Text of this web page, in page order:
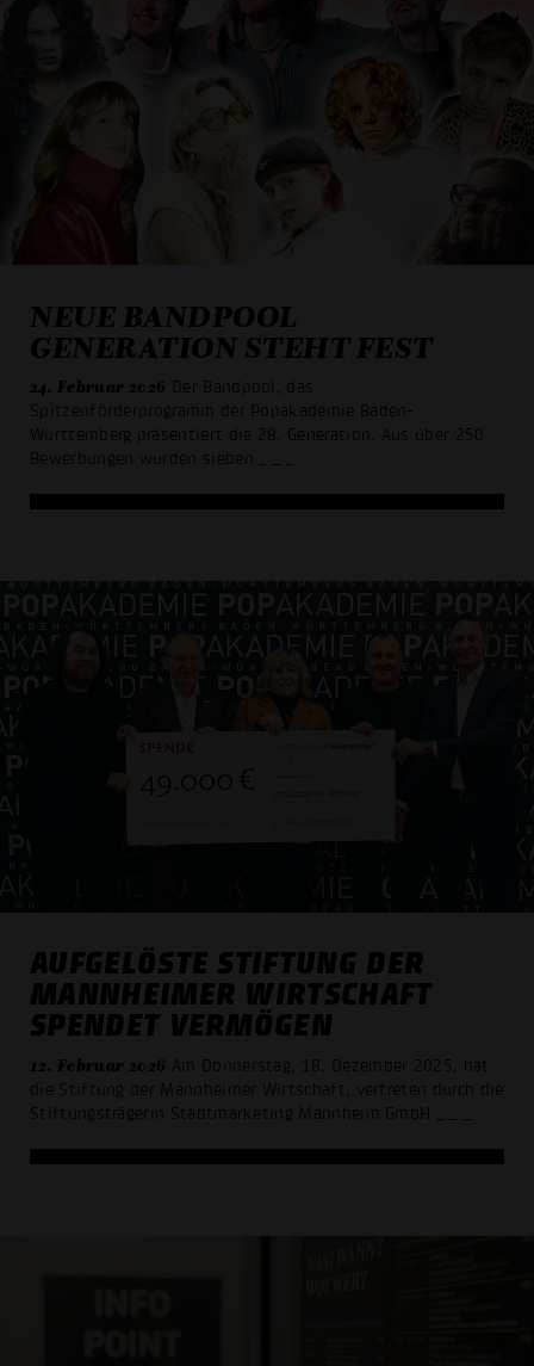
NEUE BANDPOOL
GENERATION STEHT FEST
24. Februar 2026 Der Bandpool, das
Spitzenförderprogramm der Popakademie Baden-
Württemberg präsentiert die 28. Generation. Aus über 250
Bewerbungen wurden sieben
AUFGELÖSTE STIFTUNG DER
MANNHEIMER WIRTSCHAFT
SPENDET VERMÖGEN
12. Februar 2026 Am Donnerstag, 18. Dezember 2025, hat
die Stiftung der Mannheimer Wirtschaft, vertreten durch die
Stiftungsträgerin Stadtmarketing Mannheim GmbH